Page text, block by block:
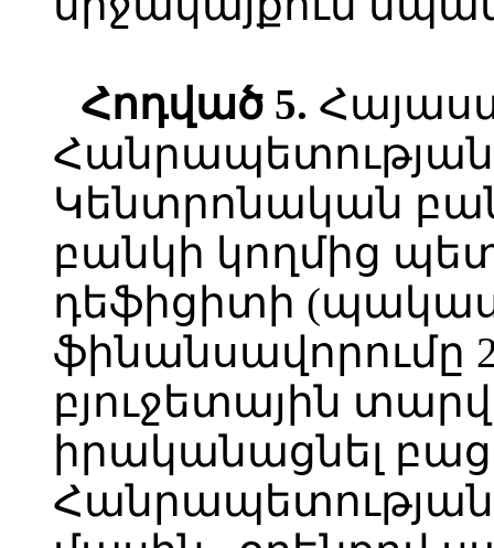
Հոդված 5.
Կենտրոնական
բանկի կողմից
դեֆիցիտի
ֆինանսավորումը
բյուջետային
իրականացնել